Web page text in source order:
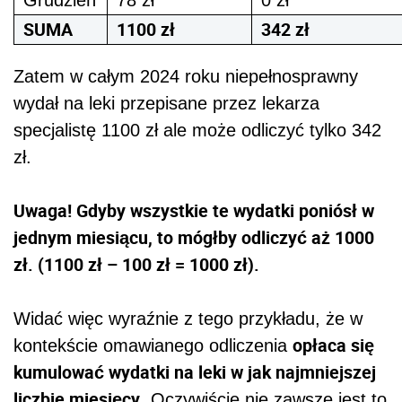
SUMA 1100 zł 342 zł
Zatem w całym 2024 roku niepełnosprawny
wydał na leki przepisane przez lekarza
specjalistę 1100 zł ale może odliczyć tylko 342
zł.
Uwaga! Gdyby wszystkie te wydatki poniósł w
jednym miesiącu, to mógłby odliczyć aż 1000
zł. (1100 zł – 100 zł = 1000 zł).
Widać więc wyraźnie z tego przykładu, że w
kontekście omawianego odliczenia opłaca się
kumulować wydatki na leki w jak najmniejszej